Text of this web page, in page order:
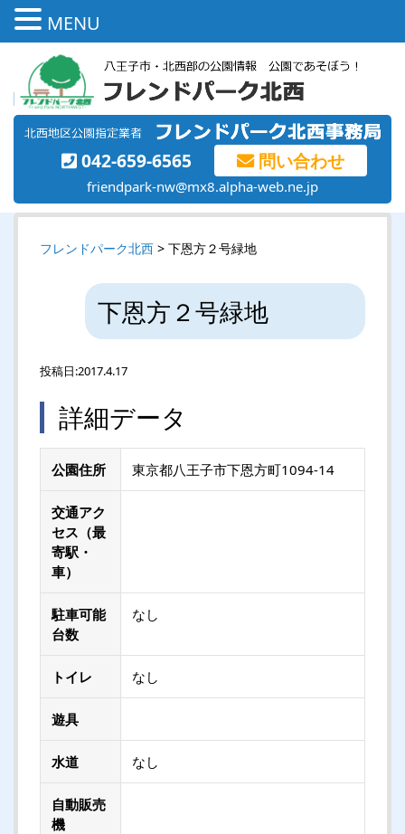
042-659-6565 問い合わせ
friendpark-nw@mx8.alpha-web.ne.jp
フレンドパーク北西 > 下恩方２号緑地
下恩方２号緑地
投稿日:2017.4.17
詳細データ
公園住所 東京都八王子市下恩方町1094-14
交通アク
セス（最
寄駅・
車）
駐車可能
台数
なし
トイレ なし
遊具
水道 なし
自動販売
機
MENU